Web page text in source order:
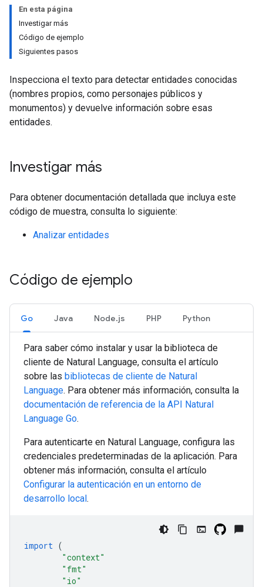
En esta página
Investigar más
Código de ejemplo
Siguientes pasos
Inspecciona el texto para detectar entidades conocidas
(nombres propios, como personajes públicos y
monumentos) y devuelve información sobre esas
entidades.
Investigar más
Para obtener documentación detallada que incluya este
código de muestra, consulta lo siguiente:
Analizar entidades
Código de ejemplo
Go Java Node.js PHP Python
Para saber cómo instalar y usar la biblioteca de
cliente de Natural Language, consulta el artículo
sobre las bibliotecas de cliente de Natural
Language. Para obtener más información, consulta la
documentación de referencia de la API Natural
Language Go.
Para autenticarte en Natural Language, configura las
credenciales predeterminadas de la aplicación. Para
obtener más información, consulta el artículo
Configurar la autenticación en un entorno de
desarrollo local.
import (
"context"
"fmt"
"io"